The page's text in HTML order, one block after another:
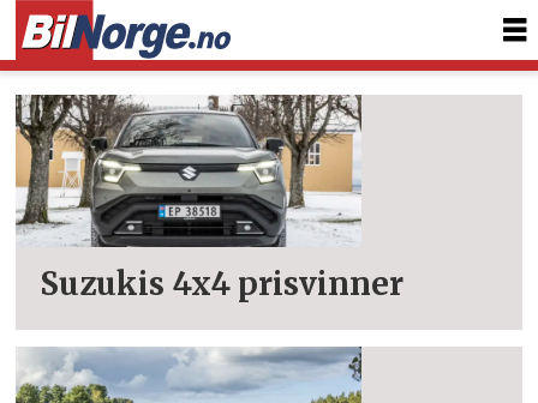
Tag:
tester
suzuki
Suzukis 4x4 prisvinner